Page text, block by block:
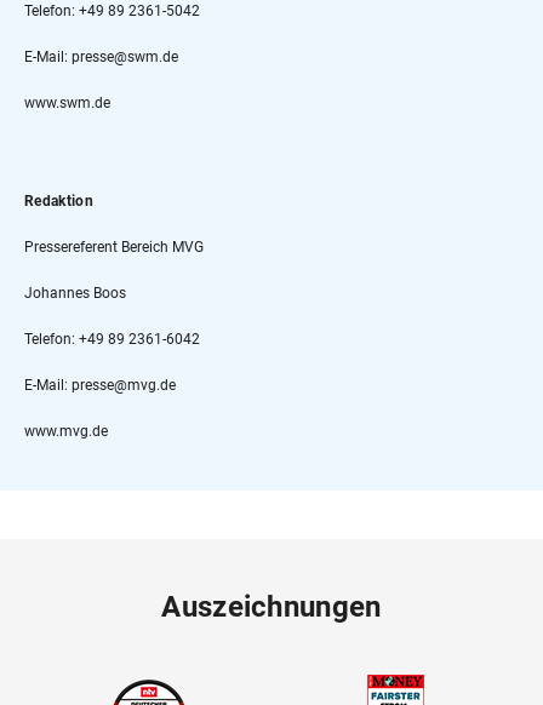
Telefon: +49 89 2361-5042
E-Mail: presse@swm.de
www.swm.de
Redaktion
Pressereferent Bereich MVG
Johannes Boos
Telefon: +49 89 2361-6042
E-Mail: presse@mvg.de
www.mvg.de
Auszeichnungen